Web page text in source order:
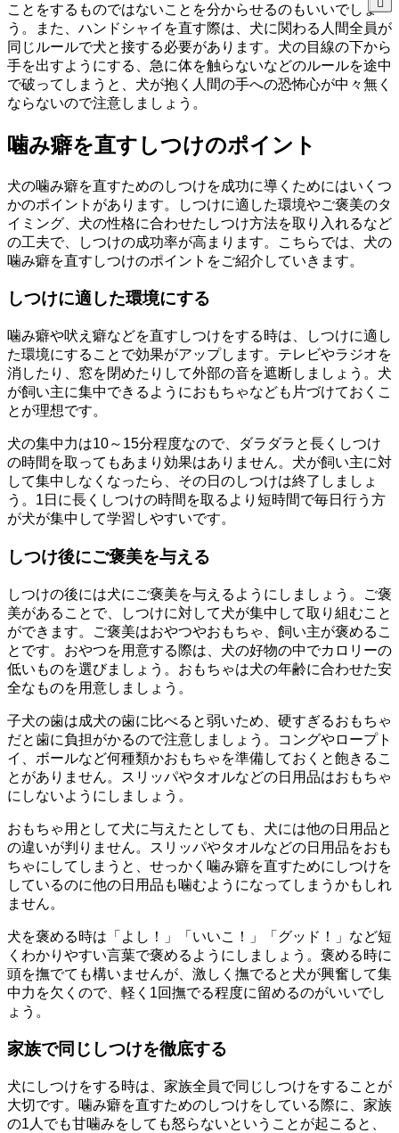
ことをするものではないことを分からせるのもいいでしょ
う。また、ハンドシャイを直す際は、犬に関わる人間全員が
同じルールで犬と接する必要があります。犬の目線の下から
手を出すようにする、急に体を触らないなどのルールを途中
で破ってしまうと、犬が抱く人間の手への恐怖心が中々無く
ならないので注意しましょう。
噛み癖を直すしつけのポイント
犬の噛み癖を直すためのしつけを成功に導くためにはいくつ
かのポイントがあります。しつけに適した環境やご褒美のタ
イミング、犬の性格に合わせたしつけ方法を取り入れるなど
の工夫で、しつけの成功率が高まります。こちらでは、犬の
噛み癖を直すしつけのポイントをご紹介していきます。
しつけに適した環境にする
噛み癖や吠え癖などを直すしつけをする時は、しつけに適し
た環境にすることで効果がアップします。テレビやラジオを
消したり、窓を閉めたりして外部の音を遮断しましょう。犬
が飼い主に集中できるようにおもちゃなども片づけておくこ
とが理想です。
犬の集中力は10～15分程度なので、ダラダラと長くしつけ
の時間を取ってもあまり効果はありません。犬が飼い主に対
して集中しなくなったら、その日のしつけは終了しましょ
う。1日に長くしつけの時間を取るより短時間で毎日行う方
が犬が集中して学習しやすいです。
しつけ後にご褒美を与える
しつけの後には犬にご褒美を与えるようにしましょう。ご褒
美があることで、しつけに対して犬が集中して取り組むこと
ができます。ご褒美はおやつやおもちゃ、飼い主が褒めるこ
とです。おやつを用意する際は、犬の好物の中でカロリーの
低いものを選びましょう。おもちゃは犬の年齢に合わせた安
全なものを用意しましょう。
子犬の歯は成犬の歯に比べると弱いため、硬すぎるおもちゃ
だと歯に負担がかるので注意しましょう。コングやロープト
イ、ボールなど何種類かおもちゃを準備しておくと飽きるこ
とがありません。スリッパやタオルなどの日用品はおもちゃ
にしないようにしましょう。
おもちゃ用として犬に与えたとしても、犬には他の日用品と
の違いが判りません。スリッパやタオルなどの日用品をおも
ちゃにしてしまうと、せっかく噛み癖を直すためにしつけを
しているのに他の日用品も噛むようになってしまうかもしれ
ません。
犬を褒める時は「よし！」「いいこ！」「グッド！」など短
くわかりやすい言葉で褒めるようにしましょう。褒める時に
頭を撫でても構いませんが、激しく撫でると犬が興奮して集
中力を欠くので、軽く1回撫でる程度に留めるのがいいでし
ょう。
家族で同じしつけを徹底する
犬にしつけをする時は、家族全員で同じしつけをすることが
大切です。噛み癖を直すためのしつけをしている際に、家族
の1人でも甘噛みをしても怒らないということが起こると、